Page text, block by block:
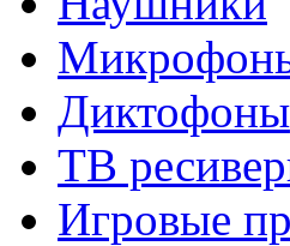
Диктофоны
ТВ
Игровые